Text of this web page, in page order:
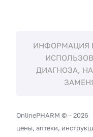
ИНФОРМАЦИЯ
ДИАГНОЗА,
OnlinePHARM © -2026
цены, аптеки,